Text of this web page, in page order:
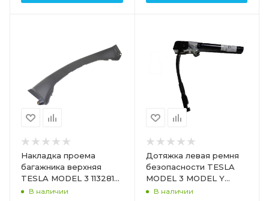
Накладка проема
багажника верхняя
TESLA MODEL 3 1132812-
00-АВ наличии
Дотяжка левая ремня
безопасности TESLA
MODEL 3 MODEL Y
1090322-C1-C
В наличии